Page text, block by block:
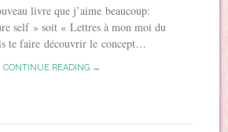
livre que j’aime beaucoup:
self » soit « Lettres à mon moi du
te faire découvrir le concept…
CONTINUE READING →